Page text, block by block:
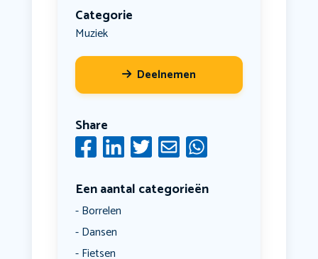
Categorie
Muziek
Deelnemen
Share
Een aantal categorieën
Borrelen
Dansen
Fietsen